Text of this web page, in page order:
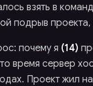
взять в
подрыв
почему я (14)
время сервер
Проект жил